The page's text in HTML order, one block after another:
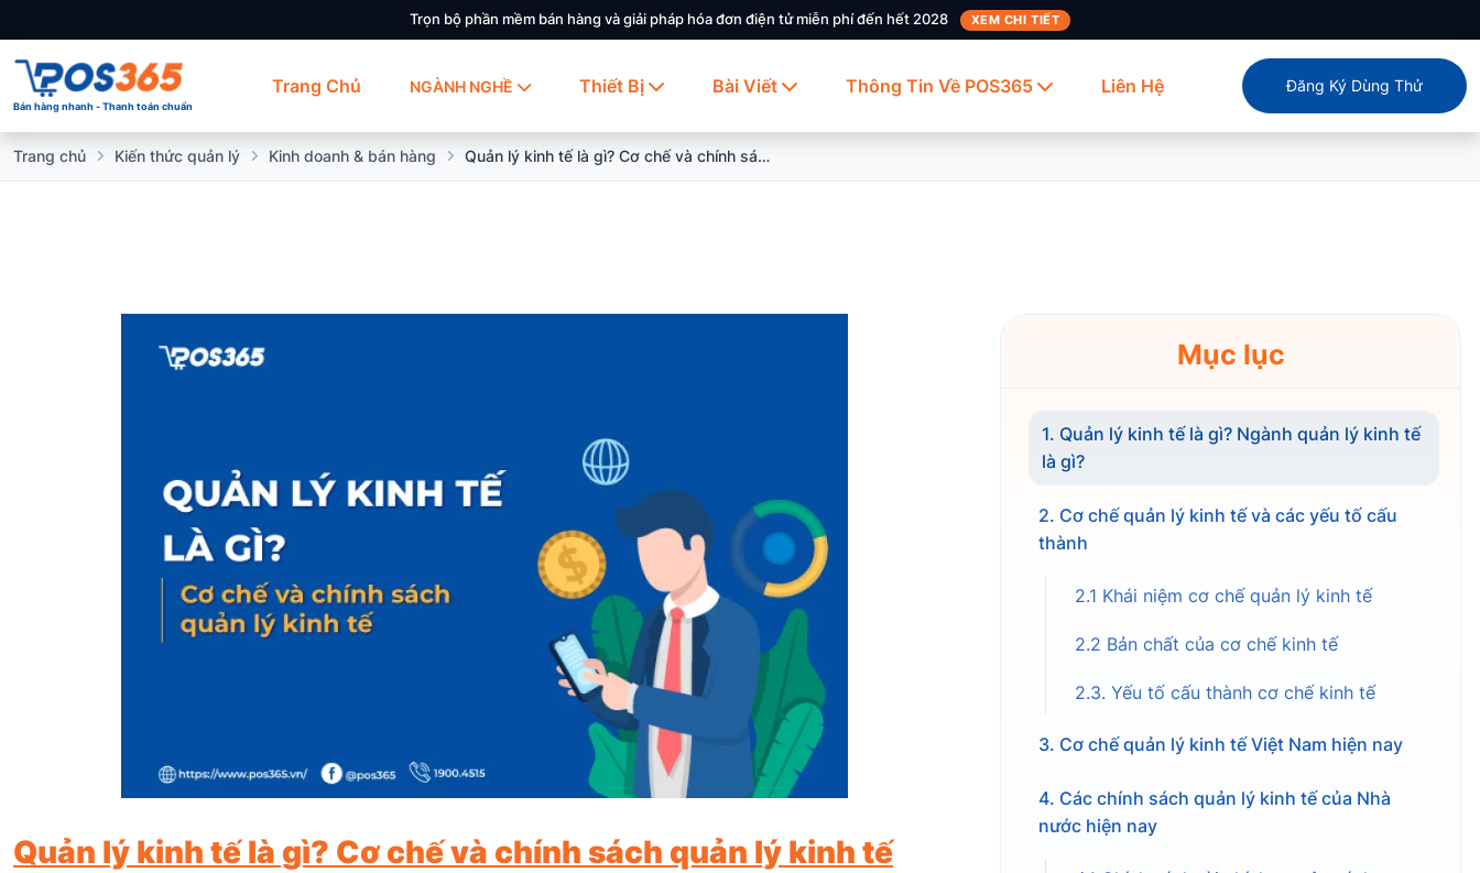
Trọn bộ phần mềm bán hàng và giải pháp hóa đơn điện tử miễn phí đến hết 2028 XEM CHI TIẾT
Bán hàng nhanh - Thanh toán chuẩn
Trang Chủ NGÀNH NGHỀ Thiết Bị Bài Viết Thông Tin Về POS365 Liên Hệ Đăng Ký Dùng Thử
Trang chủ Kiến thức quản lý Kinh doanh & bán hàng Quản lý kinh tế là gì? Cơ chế và chính sách quản lý kinh tế
Quản lý kinh tế là gì? Cơ chế và chính sách quản lý kinh tế
Mục lục
1. Quản lý kinh tế là gì? Ngành quản lý kinh tế
là gì?
2. Cơ chế quản lý kinh tế và các yếu tố cấu
thành
2.1 Khái niệm cơ chế quản lý kinh tế
2.2 Bản chất của cơ chế kinh tế
2.3. Yếu tố cấu thành cơ chế kinh tế
3. Cơ chế quản lý kinh tế Việt Nam hiện nay
4. Các chính sách quản lý kinh tế của Nhà
nước hiện nay